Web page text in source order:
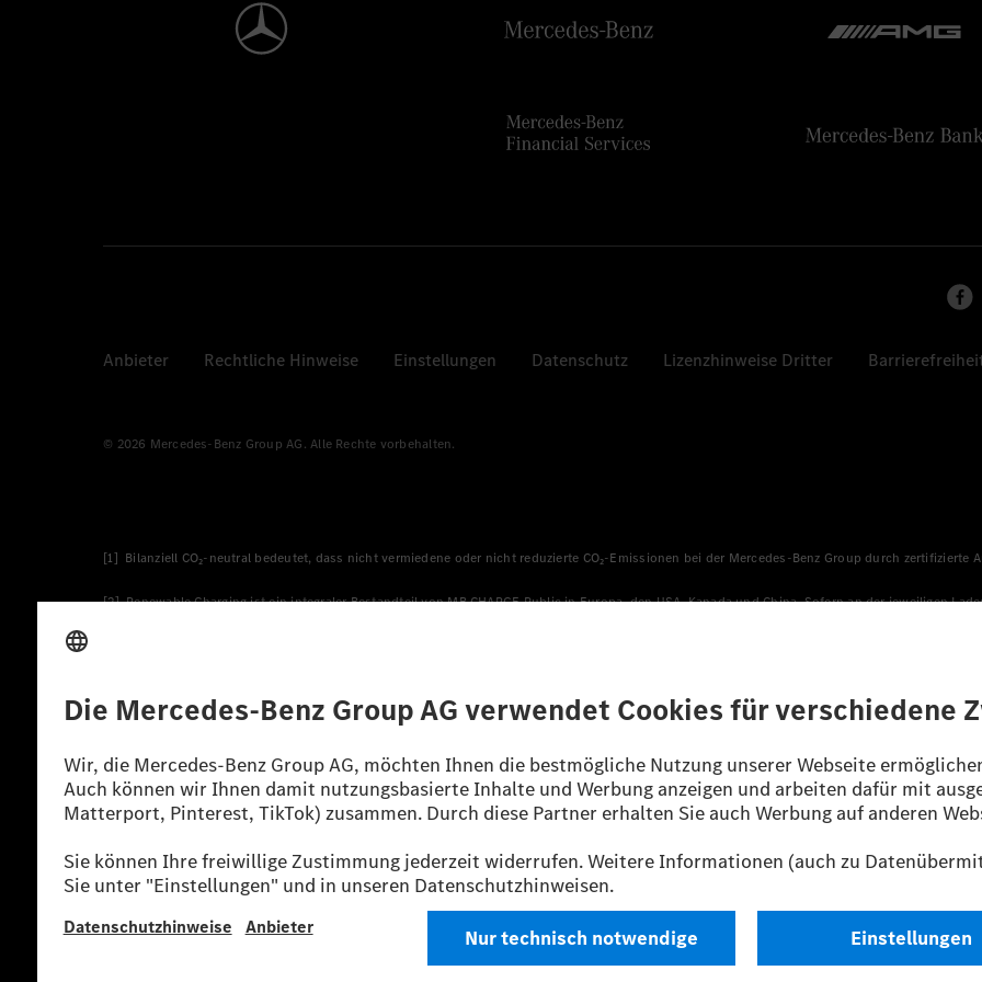
Anbieter Rechtliche Hinweise Einstellungen Datenschutz Lizenzhinweise Dritter
© 2026 Mercedes-Benz Group AG. Alle Rechte vorbehalten.
[1] Bilanziell CO₂-neutral bedeutet, dass nicht vermiedene oder nicht reduzierte CO₂-Emissionen bei der Mercedes-Benz Group durch zertifizierte
[2] Renewable Charging ist ein integraler Bestandteil von MB.CHARGE Public in Europa, den USA, Kanada und China. Sofern an der jeweiligen
* Die angegebenen Werte wurden nach dem vorgeschriebenen Messverfahren WLTP (Worldwide harmonised Light vehicles Test Procedure)
europäischen Markt. Der Energieverbrauch und der CO₂-Ausstoß eines Pkw sind nicht nur von der effizienten Ausnutzung des Kraftstoffs bzw.
** Der Stromverbrauch wurde auf der Grundlage der VO 692/2008/EG nach NEFZ ermittelt. Der Stromverbrauch ist abhängig von der
*** Angaben zum Stromverbrauch und zur Reichweite sind vorläufig und wurden intern nach Maßgabe der Zertifizierungsmethode „WLTP-
möglich.